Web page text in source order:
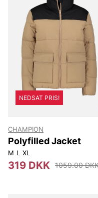
NEDSAT PRIS!
CHAMPION
Polyfilled Jacket
M L XL
319 DKK 1059.00